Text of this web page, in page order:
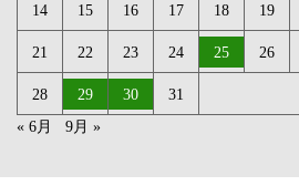
14 15 16 17 18 19
21 22 23 24 25 26
28 29 30
31
« 6月
9月 »